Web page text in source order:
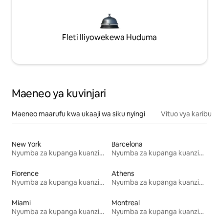
Fleti Iliyowekewa Huduma
Maeneo ya kuvinjari
Maeneo maarufu kwa ukaaji wa siku nyingi Vituo vya karibu
New York
Nyumba za kupanga kuanzia mwezi mmoja
Barcelona
Nyumba za kupanga kuanzia mwezi mmoja
Florence
Nyumba za kupanga kuanzia mwezi mmoja
Athens
Nyumba za kupanga kuanzia mwezi mmoja
Miami
Nyumba za kupanga kuanzia mwezi mmoja
Montreal
Nyumba za kupanga kuanzia mwezi mmoja